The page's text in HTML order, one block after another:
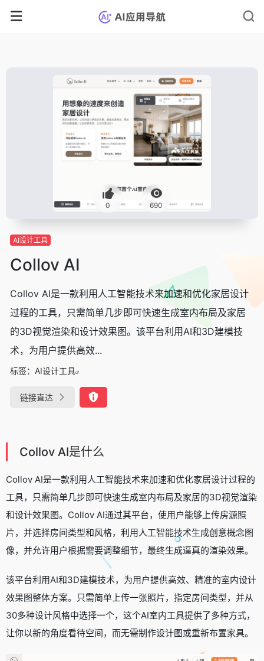
0 690
AI设计工具
Collov AI
Collov AI是一款利用人工智能技术来加速和优化家居设计
过程的工具，只需简单几步即可快速生成室内布局及家居
的3D视觉渲染和设计效果图。该平台利用AI和3D建模技
术，为用户提供高效...
标签： AI设计工具
链接直达
Collov AI是什么
Collov AI是一款利用人工智能技术来加速和优化家居设计过程的
工具，只需简单几步即可快速生成室内布局及家居的3D视觉渲染
和设计效果图。Collov AI通过其平台，使用户能够上传房源照
片，并选择房间类型和风格，利用人工智能技术生成创意概念图
像，并允许用户根据需要调整细节，最终生成逼真的渲染效果。
该平台利用AI和3D建模技术，为用户提供高效、精准的室内设计
效果图整体方案。只需简单上传一张照片，指定房间类型，并从
30多种设计风格中选择一个，这个AI室内工具提供了多种方式，
让你以新的角度看待空间，而无需制作设计图或重新布置家具。